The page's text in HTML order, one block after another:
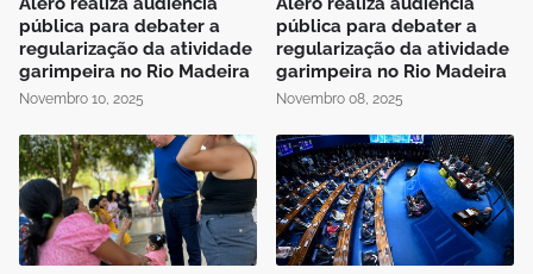
pública para debater a
regularização da atividade
garimpeira no Rio Madeira
Novembro 10, 2025
pública para debater a
regularização da atividade
garimpeira no Rio Madeira
Novembro 08, 2025